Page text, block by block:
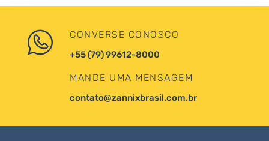
CONVERSE CONOSCO
+55 (79) 99612-8000
MANDE UMA MENSAGEM
contato@zannixbrasil.com.br